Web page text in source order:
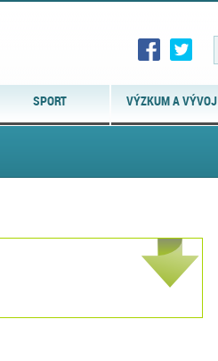
SPORT VÝZKUM A VÝVOJ